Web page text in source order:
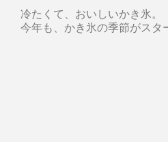
冷たくて、おいしいかき氷。
今年も、かき氷の季節がスタ